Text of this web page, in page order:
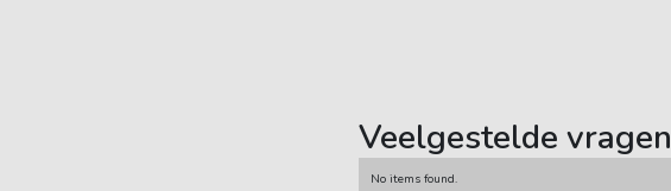
Veelgestelde vragen
No items found.